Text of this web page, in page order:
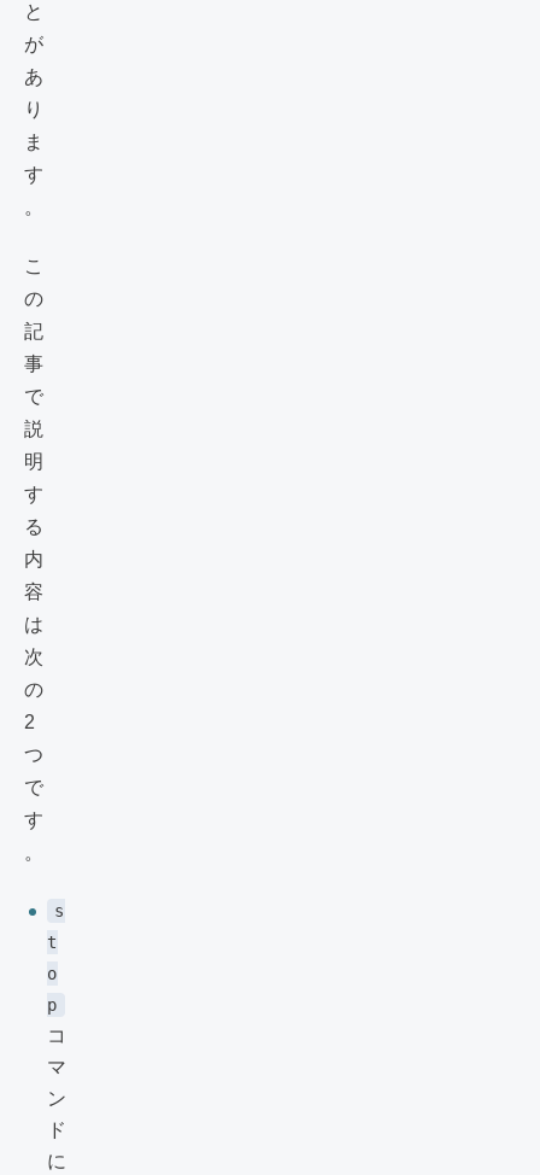
と
が
あ
り
ま
す
。
こ
の
記
事
で
説
明
す
る
内
容
は
次
の
2
つ
で
す
。
s
t
o
p
コ
マ
ン
ド
に